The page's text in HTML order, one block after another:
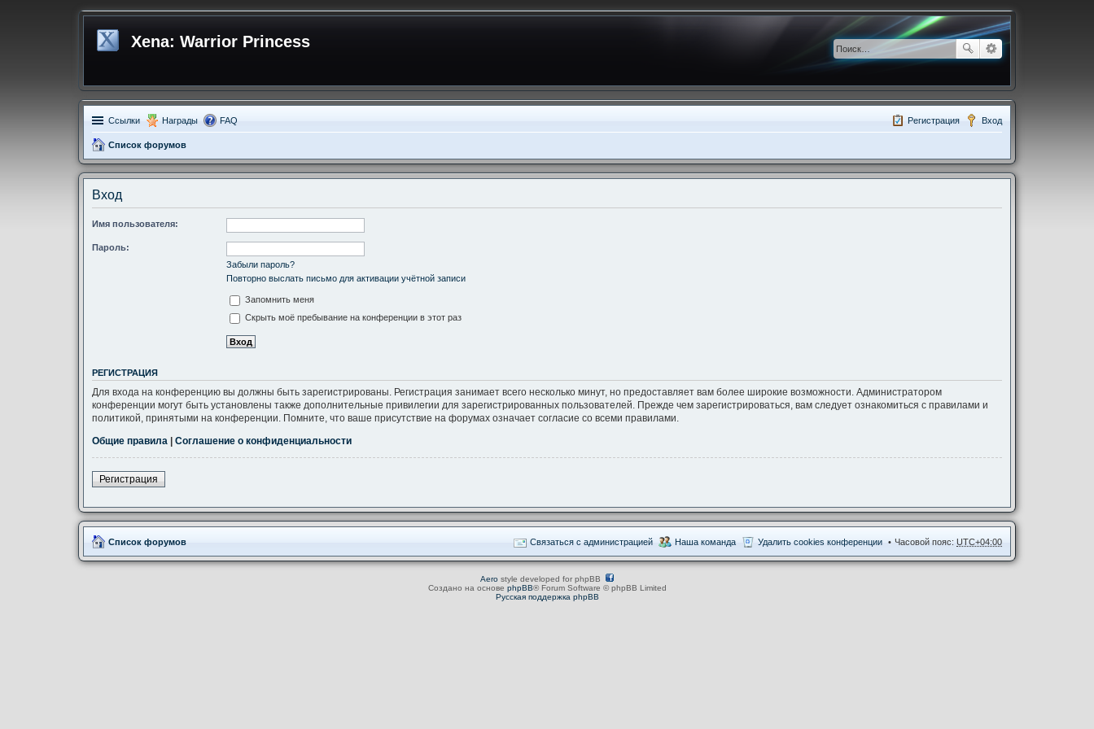
Xena: Warrior Princess
Ссылки Награды FAQ Вход
Регистрация
Список форумов
Вход
Имя пользователя:
Пароль:
Забыли пароль?
Повторно выслать письмо для активации учётной записи
Запомнить меня
Скрыть моё пребывание на конференции в этот раз
РЕГИСТРАЦИЯ
Для входа на конференцию вы должны быть зарегистрированы. Регистрация занимает всего несколько минут, но предоставляет вам более широкие возможности. Администратором
конференции могут быть установлены также дополнительные привилегии для зарегистрированных пользователей. Прежде чем зарегистрироваться, вам следует ознакомиться с правилами и
политикой, принятыми на конференции. Помните, что ваше присутствие на форумах означает согласие со всеми правилами.
Общие правила | Соглашение о конфиденциальности
Регистрация
Список форумов Часовой пояс: UTC+04:00
Удалить cookies конференции
Наша команда
Связаться с администрацией
Aero style developed for phpBB
Создано на основе phpBB® Forum Software © phpBB Limited
Русская поддержка phpBB